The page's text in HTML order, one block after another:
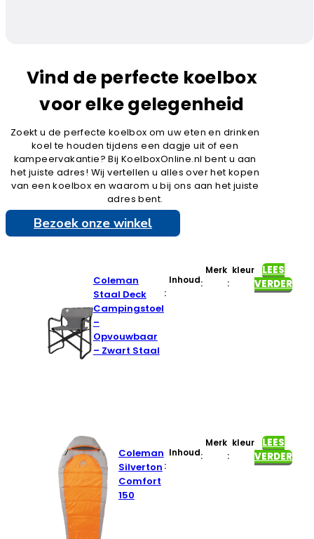
Vind de perfecte koelbox
voor elke gelegenheid
Zoekt u de perfecte koelbox om uw eten en drinken
koel te houden tijdens een dagje uit of een
kampeervakantie? Bij KoelboxOnline.nl bent u aan
het juiste adres! Wij vertellen u alles over het kopen
van een koelbox en waarom u bij ons aan het juiste
adres bent.
Bezoek onze winkel
Coleman
Staal Deck
Campingstoel
–
Opvouwbaar
– Zwart Staal
Inhoud
:
Merk
:
kleur
:
LEES
VERDER
Coleman
Silverton
Comfort
150
Inhoud
:
Merk
:
kleur
:
LEES
VERDER